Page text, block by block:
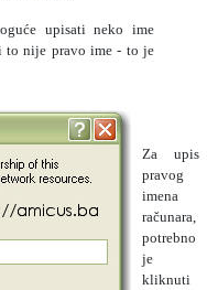
upisati neko ime
to nije pravo ime - to je
Za upis
pravog
imena
računara,
potrebno
je
kliknuti